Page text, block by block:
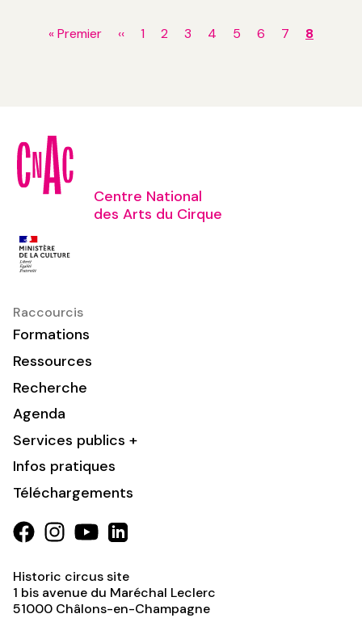
PaginationPremière
« Premier
Page
‹‹ Page
1 Page
2 Page
3 Page
4 Page
5 Page
6 Page
7
Page
8
Centre National
des Arts du Cirque
Raccourcis
Formations
Ressources
Recherche
Agenda
Services publics +
Infos pratiques
Téléchargements
Historic circus site
1 bis avenue du Maréchal Leclerc
51000 Châlons-en-Champagne